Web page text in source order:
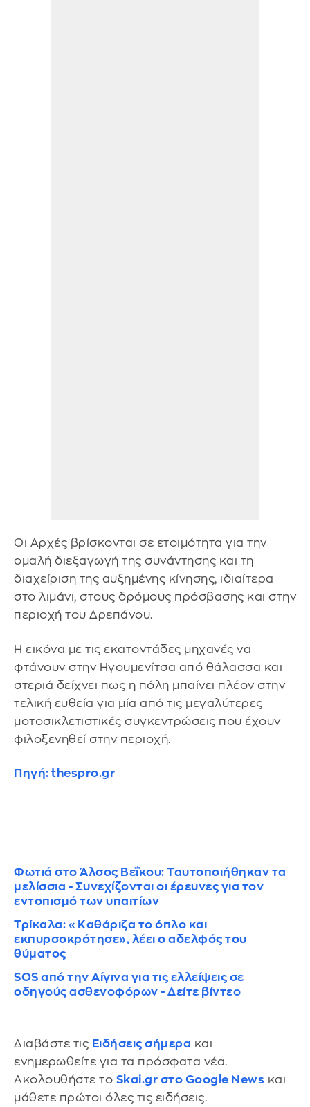
Οι Αρχές βρίσκονται σε ετοιμότητα για την
ομαλή διεξαγωγή της συνάντησης και τη
διαχείριση της αυξημένης κίνησης, ιδιαίτερα
στο λιμάνι, στους δρόμους πρόσβασης και στην
περιοχή του Δρεπάνου.
Η εικόνα με τις εκατοντάδες μηχανές να
φτάνουν στην Ηγουμενίτσα από θάλασσα και
στεριά δείχνει πως η πόλη μπαίνει πλέον στην
τελική ευθεία για μία από τις μεγαλύτερες
μοτοσικλετιστικές συγκεντρώσεις που έχουν
φιλοξενηθεί στην περιοχή.
Πηγή: thespro.gr
Φωτιά στο Άλσος Βεΐκου: Ταυτοποιήθηκαν τα
μελίσσια - Συνεχίζονται οι έρευνες για τον
εντοπισμό των υπαιτίων
Τρίκαλα: «Καθάριζα το όπλο και
εκπυρσοκρότησε», λέει ο αδελφός του
θύματος
SOS από την Αίγινα για τις ελλείψεις σε
οδηγούς ασθενοφόρων - Δείτε βίντεο
Διαβάστε τις Ειδήσεις σήμερα και
ενημερωθείτε για τα πρόσφατα νέα.
Ακολουθήστε το Skai.gr στο Google News και
μάθετε πρώτοι όλες τις ειδήσεις.